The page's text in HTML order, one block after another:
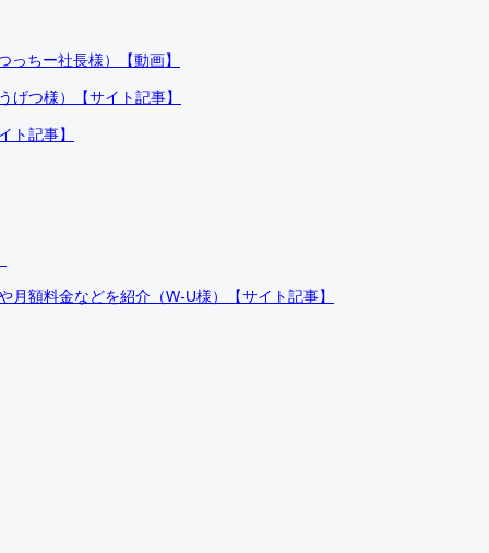
ちー社長様）【動画】
げつ様）【サイト記事】
ト記事】
額料金などを紹介（W-U様）【サイト記事】